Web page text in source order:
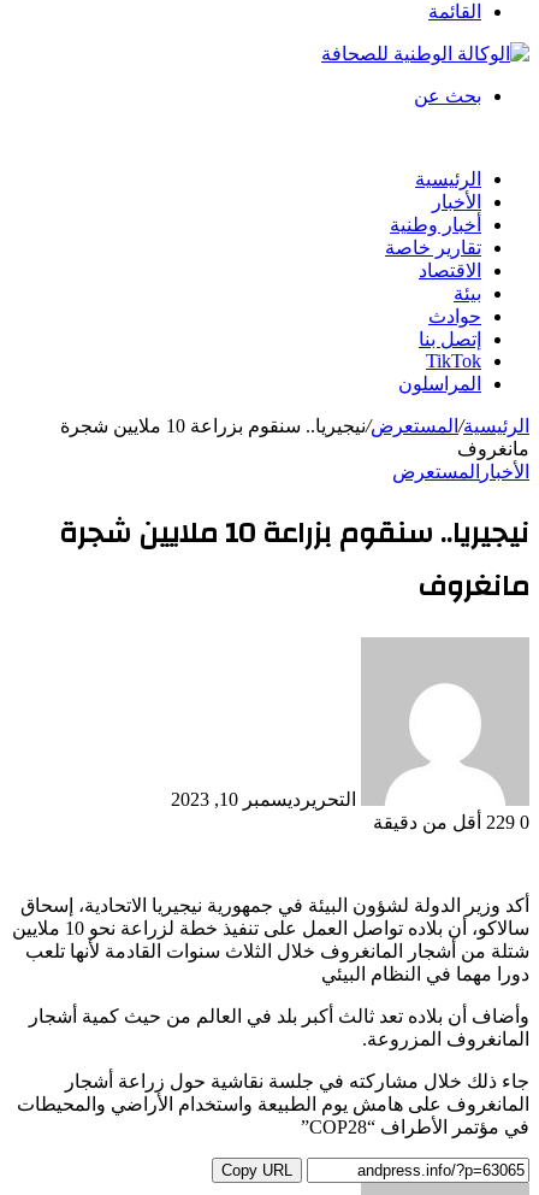
القائمة
بحث عن
الرئيسية
الأخبار
أخبار وطنية
تقارير خاصة
الاقتصاد
بيئة
حوادث
إتصل بنا
TikTok
المراسلون
الرئيسية/ المستعرض/
نيجيريا.. سنقوم بزراعة 10 ملايين شجرة
مانغروف
الأخبار المستعرض
نيجيريا.. سنقوم بزراعة 10 ملايين شجرة
مانغروف
التحرير ديسمبر 10, 2023
0
أقل من دقيقة
أكد وزير الدولة لشؤون البيئة في جمهورية نيجيريا الاتحادية، إسحاق
سالاكو، أن بلاده تواصل العمل على تنفيذ خطة لزراعة نحو 10 ملايين
شتلة من أشجار المانغروف خلال الثلاث سنوات القادمة لأنها تلعب
دورا مهما في النظام البيئي
وأضاف أن بلاده تعد ثالث أكبر بلد في العالم من حيث كمية أشجار
المانغروف المزروعة.
جاء ذلك خلال مشاركته في جلسة نقاشية حول زراعة أشجار
المانغروف على هامش يوم الطبيعة واستخدام الأراضي والمحيطات
في مؤتمر الأطراف “COP28”
Copy URL